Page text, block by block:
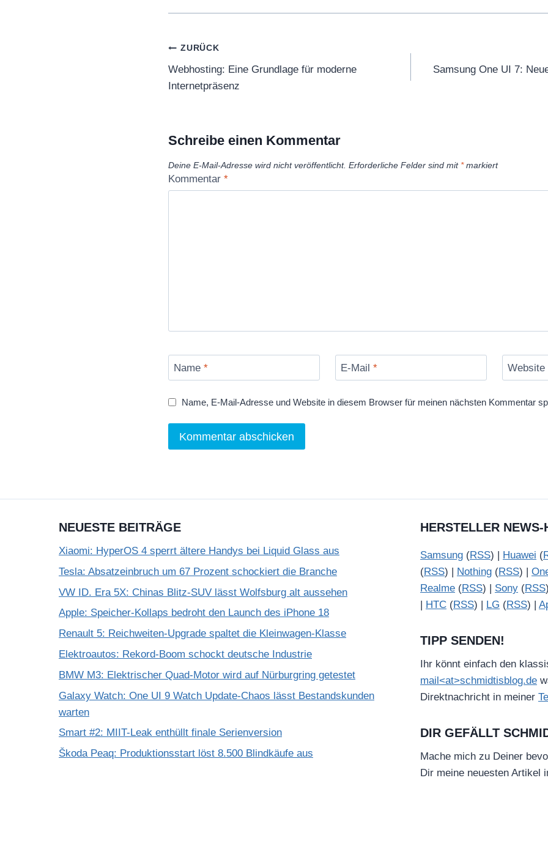
Beitragsnavigation
ZURÜCK
Webhosting: Eine Grundlage für moderne
Internetpräsenz
Samsung One UI 7:
Schreibe einen Kommentar
Deine E-Mail-Adresse wird nicht veröffentlicht. Erforderliche Felder sind mit *markiert
Kommentar *
Name * E-Mail * Website
Name, E-Mail-Adresse und Website in diesem Browser für meinen nächsten Kommentar
NEUESTE BEITRÄGE
Xiaomi: HyperOS 4 sperrt ältere Handys bei Liquid Glass aus
Tesla: Absatzeinbruch um 67 Prozent schockiert die Branche
VW ID. Era 5X: Chinas Blitz-SUV lässt Wolfsburg alt aussehen
Apple: Speicher-Kollaps bedroht den Launch des iPhone 18
Renault 5: Reichweiten-Upgrade spaltet die Kleinwagen-Klasse
Elektroautos: Rekord-Boom schockt deutsche Industrie
BMW M3: Elektrischer Quad-Motor wird auf Nürburgring getestet
Galaxy Watch: One UI 9 Watch Update-Chaos lässt Bestandskunden
warten
Smart #2: MIIT-Leak enthüllt finale Serienversion
Škoda Peaq: Produktionsstart löst 8.500 Blindkäufe aus
HERSTELLER NEWS-
Samsung (RSS) | Huawei (
(RSS) | Nothing (RSS) |
Realme (RSS) | Sony (RSS
| HTC (RSS) | LG (RSS) |
TIPP SENDEN!
Ihr könnt einfach den
mail<at>schmidtisblog.de
Direktnachricht in meiner
DIR GEFÄLLT
Mache mich zu Deiner
Dir meine neuesten Artikel